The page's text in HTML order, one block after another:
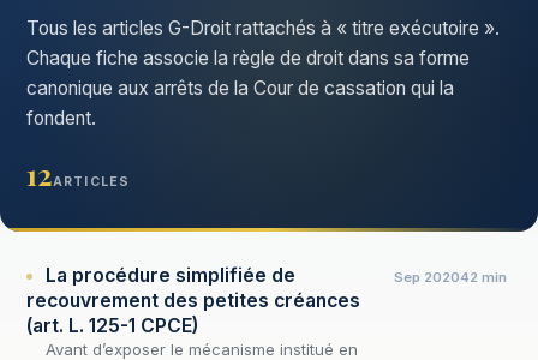
Tous les articles G-Droit rattachés à « titre exécutoire ».
Chaque fiche associe la règle de droit dans sa forme
canonique aux arrêts de la Cour de cassation qui la
fondent.
12ARTICLES
La procédure simplifiée de
recouvrement des petites créances
(art. L. 125-1 CPCE)
Avant d’exposer le mécanisme institué en
Sep 202042 min